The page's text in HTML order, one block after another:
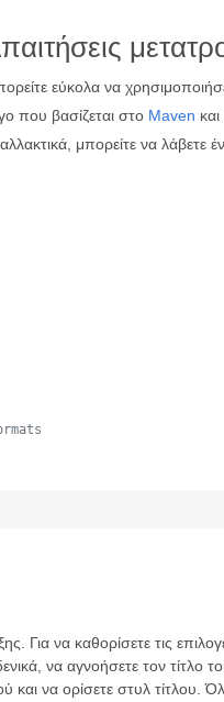
εύκολα να
που βασίζεται στο Maven
μπορείτε να λάβετε
Για να καθορίσετε τις
να αγνοήσετε τον τίτλο
να ορίσετε στυλ τίτλου.